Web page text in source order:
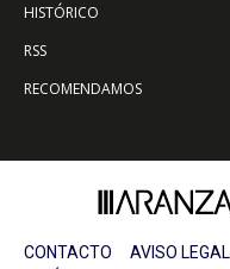
HISTÓRICO
RSS
RECOMENDAMOS
CONTACTO AVISO LEGAL